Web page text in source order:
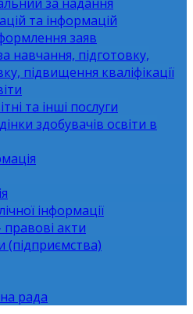
та інформацій
заяв
навчання, підготовку,
підвищення кваліфікації
та інші послуги
здобувачів освіти в
інформації
акти
(підприємства)
рада